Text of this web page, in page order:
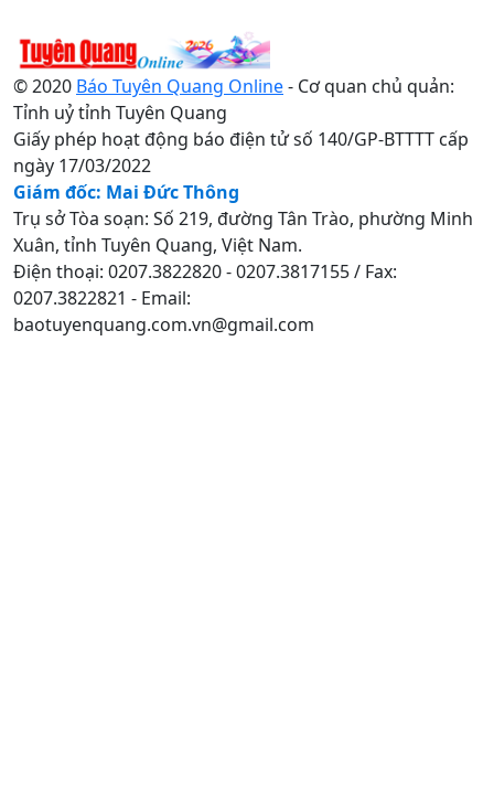
© 2020 Báo Tuyên Quang Online- Cơ quan chủ quản:
Tỉnh uỷ tỉnh Tuyên Quang
Giấy phép hoạt động báo điện tử số 140/GP-BTTTT cấp
ngày 17/03/2022
Giám đốc: Mai Đức Thông
Trụ sở Tòa soạn: Số 219, đường Tân Trào, phường Minh
Xuân, tỉnh Tuyên Quang, Việt Nam.
Điện thoại: 0207.3822820 - 0207.3817155 / Fax:
0207.3822821 - Email:
baotuyenquang.com.vn@gmail.com